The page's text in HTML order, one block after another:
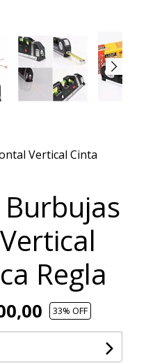
Vertical Cinta
Regla
33% OFF